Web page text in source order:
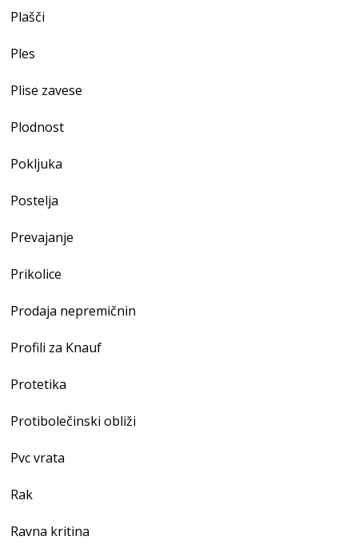
Plašči
Ples
Plise zavese
Plodnost
Pokljuka
Postelja
Prevajanje
Prikolice
Prodaja nepremičnin
Profili za Knauf
Protetika
Protibolečinski obliži
Pvc vrata
Rak
Ravna kritina